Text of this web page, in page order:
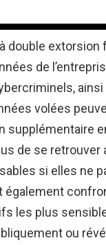
double extorsion
de
ainsi
volées
supplémentaire
de se retrouver
si elles ne
également
les plus
ou